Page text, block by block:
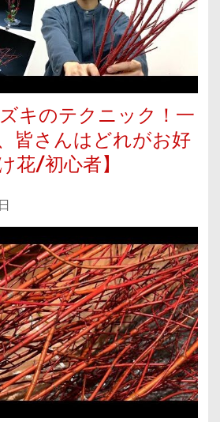
キのテクニック！一
皆さんはどれがお好
花/初心者】